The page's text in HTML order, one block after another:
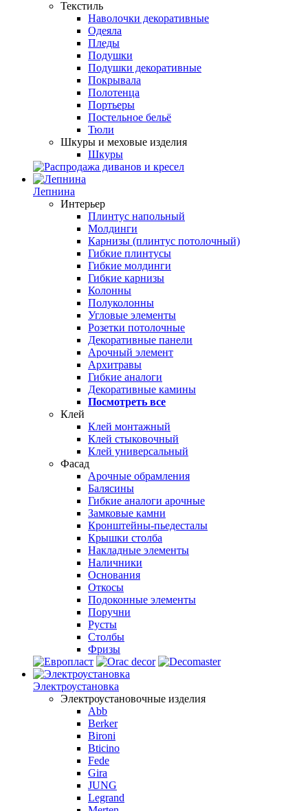
Текстиль
Наволочки декоративные
Одеяла
Пледы
Подушки
Подушки декоративные
Покрывала
Полотенца
Портьеры
Постельное бельё
Тюли
Шкуры и меховые изделия
Шкуры
Лепнина
Интерьер
Плинтус напольный
Молдинги
Карнизы (плинтус потолочный)
Гибкие плинтусы
Гибкие молдинги
Гибкие карнизы
Колонны
Полуколонны
Угловые элементы
Розетки потолочные
Декоративные панели
Арочный элемент
Архитравы
Гибкие аналоги
Декоративные камины
Посмотреть все
Клей
Клей монтажный
Клей стыковочный
Клей универсальный
Фасад
Арочные обрамления
Балясины
Гибкие аналоги арочные
Замковые камни
Кронштейны-пьедесталы
Крышки столба
Накладные элементы
Наличники
Основания
Откосы
Подоконные элементы
Поручни
Русты
Столбы
Фризы
Электроустановка
Электроустановочные изделия
Abb
Berker
Bironi
Bticino
Fede
Gira
JUNG
Legrand